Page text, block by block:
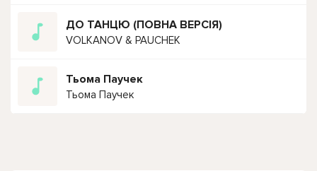
ДО ТАНЦЮ (ПОВНА ВЕРСІЯ)
VOLKANOV & PAUCHEK
Тьома Паучек
Тьома Паучек